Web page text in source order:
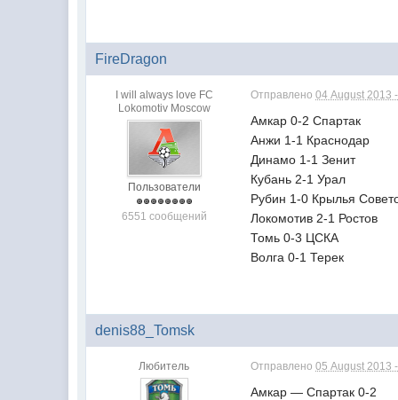
FireDragon
I will always love FC
Lokomotiv Moscow
Пользователи
6551 сообщений
Отправлено04 August 2013
Амкар 0-2 Спартак
Анжи 1-1 Краснодар
Динамо 1-1 Зенит
Кубань 2-1 Урал
Рубин 1-0 Крылья
Локомотив 2-1 Ростов
Томь 0-3 ЦСКА
Волга 0-1 Терек
denis88_Tomsk
Любитель Отправлено05 August 2013
Амкар — Спартак 0-2